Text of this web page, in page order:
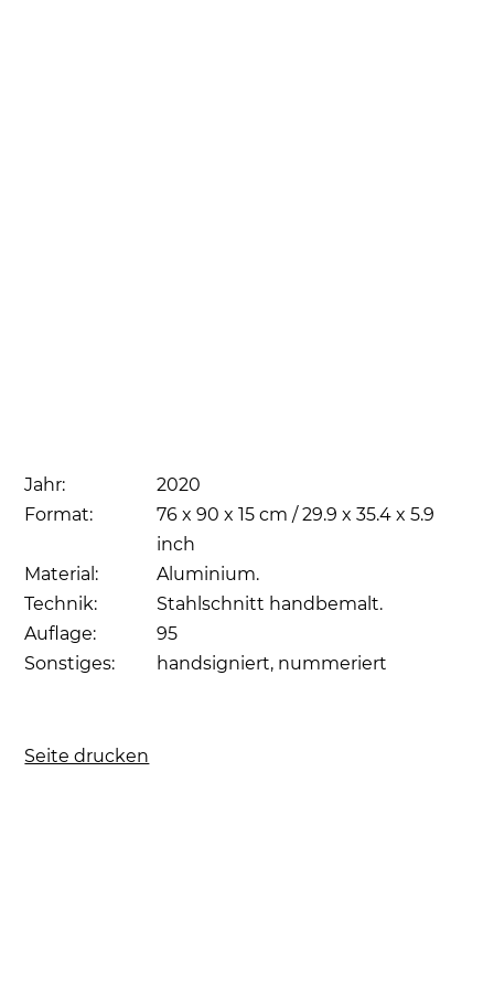
Jahr:
2020
Format:
76 x 90 x 15 cm / 29.9 x 35.4 x 5.9
inch
Material:
Aluminium.
Technik:
Stahlschnitt handbemalt.
Auflage:
95
Sonstiges:
handsigniert, nummeriert
Seite drucken